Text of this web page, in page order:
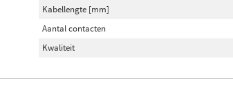
Kabellengte [mm]
Aantal contacten
Kwaliteit